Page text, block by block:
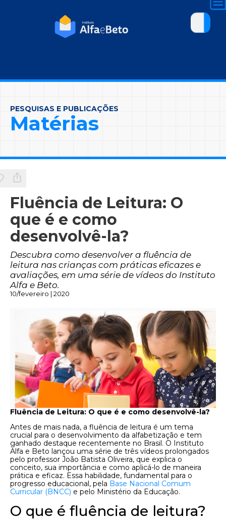
PESQUISAS E PUBLICAÇÕES
Matérias
Fluência de Leitura: O
que é e como
desenvolvê-la?
Descubra como desenvolver a fluência de
leitura nas crianças com práticas eficazes e
avaliações, em uma série de vídeos do Instituto
Alfa e Beto.
10/fevereiro | 2020
Fluência de Leitura: O que é e como desenvolvê-la?
Antes de mais nada, a fluência de leitura é um tema
crucial para o desenvolvimento da alfabetização e tem
ganhado destaque recentemente no Brasil. O Instituto
Alfa e Beto lançou uma série de três vídeos prolongados
pelo professor João Batista Oliveira, que explica o
conceito, sua importância e como aplicá-lo de maneira
prática e eficaz. Essa habilidade, fundamental para o
progresso educacional, pela Base Nacional Comum
Curricular (BNCC) e pelo Ministério da Educação.
O que é fluência de leitura?